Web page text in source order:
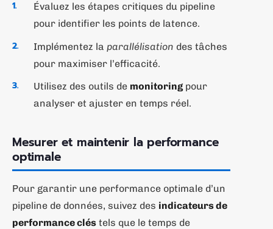
Évaluez les étapes critiques du pipeline
pour identifier les points de latence.
Implémentez laparallélisation des tâches
pour maximiser l’efficacité.
Utilisez des outils de monitoring pour
analyser et ajuster en temps réel.
Mesurer et maintenir la performance
optimale
Pour garantir une performance optimale d’un
pipeline de données, suivez des indicateurs de
performance clés tels que le temps de